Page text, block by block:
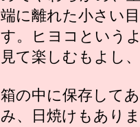
端に離れた小さい
す。ヒヨコという
見て楽しむもよし
箱の中に保存して
み、日焼けもあり